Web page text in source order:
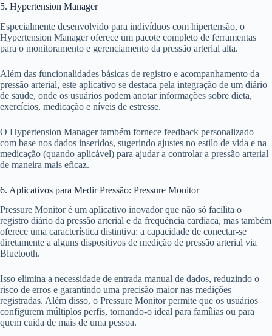
5. Hypertension Manager
Especialmente desenvolvido para indivíduos com hipertensão, o
Hypertension Manager oferece um pacote completo de ferramentas
para o monitoramento e gerenciamento da pressão arterial alta.
Além das funcionalidades básicas de registro e acompanhamento da
pressão arterial, este aplicativo se destaca pela integração de um diário
de saúde, onde os usuários podem anotar informações sobre dieta,
exercícios, medicação e níveis de estresse.
O Hypertension Manager também fornece feedback personalizado
com base nos dados inseridos, sugerindo ajustes no estilo de vida e na
medicação (quando aplicável) para ajudar a controlar a pressão arterial
de maneira mais eficaz.
6. Aplicativos para Medir Pressão: Pressure Monitor
Pressure Monitor é um aplicativo inovador que não só facilita o
registro diário da pressão arterial e da frequência cardíaca, mas também
oferece uma característica distintiva: a capacidade de conectar-se
diretamente a alguns dispositivos de medição de pressão arterial via
Bluetooth.
Isso elimina a necessidade de entrada manual de dados, reduzindo o
risco de erros e garantindo uma precisão maior nas medições
registradas. Além disso, o Pressure Monitor permite que os usuários
configurem múltiplos perfis, tornando-o ideal para famílias ou para
quem cuida de mais de uma pessoa.